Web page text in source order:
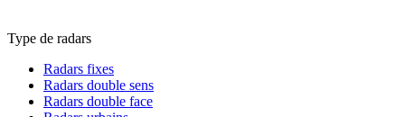
Type de radars
Radars fixes
Radars double sens
Radars double face